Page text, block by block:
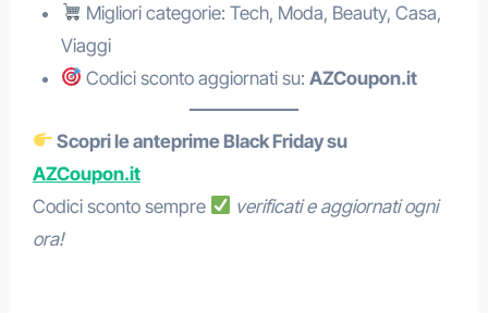
Migliori categorie: Tech, Moda, Beauty, Casa,
Viaggi
Codici sconto aggiornati su:AZCoupon.it
Scopri le anteprime Black Friday su
AZCoupon.it
Codici sconto sempre
verificati e aggiornati ogni
ora!